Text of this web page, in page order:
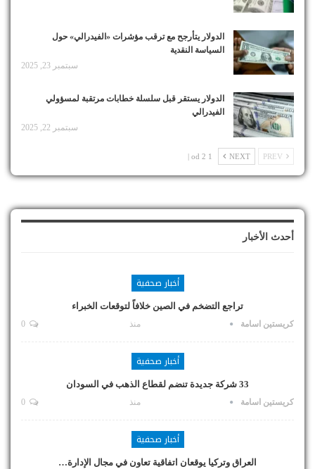
الدولار يتأرجح مع ترقب مؤشرات «الفيدرالي» حول
السياسة النقدية
سبتمبر 23, 2025
الدولار يستقر قبل سلسلة خطابات مرتقبة لمسؤولي
الفيدرالي
سبتمبر 22, 2025
NEXT
1 od 2 |
أحدث الأخبار
أخبار صحفية
تراجع التضخم في الصين خلافاً لتوقعات الخبراء
كريستين اسامة منذ
أخبار صحفية
33 شركة جديدة تنضم لقطاع الذهب في السودان
كريستين اسامة منذ
أخبار صحفية
العراق وتركيا يوقعان اتفاقية تعاون في مجال الإدارة…